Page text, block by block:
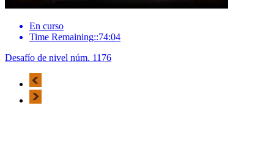
En curso
Time Remaining::74:04
Desafío de nivel núm. 1176